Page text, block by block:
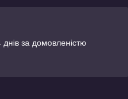
за домовленістю